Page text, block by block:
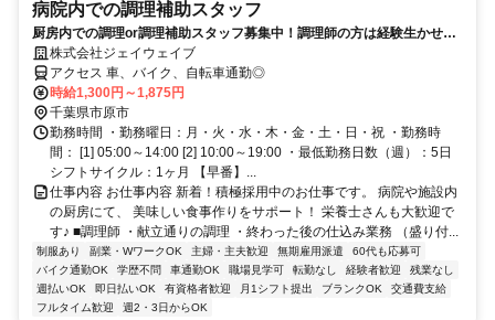
病院内での調理補助スタッフ
厨房内での調理or調理補助スタッフ募集中！調理師の方は経験生かせま
す♪株式会社ジェイウェイブ
アクセス 車、バイク、自転車通勤◎
時給1,300円～1,875円
千葉県市原市
勤務時間 ・勤務曜日：月・火・水・木・金・土・日・祝 ・勤務時
間： [1] 05:00～14:00 [2] 10:00～19:00 ・最低勤務日数（週）：5日
シフトサイクル：1ヶ月 【早番】...
仕事内容 お仕事内容 新着！積極採用中のお仕事です。 病院や施設内
の厨房にて、 美味しい食事作りをサポート！ 栄養士さんも大歓迎で
す♪ ■調理師 ・献立通りの調理 ・終わった後の仕込み業務 （盛り付...
制服あり 副業・WワークOK 主婦・主夫歓迎 無期雇用派遣
60代も応募可
バイク通勤OK
学歴不問 車通勤OK 職場見学可 転勤なし 経験者歓迎
残業なし
週払いOK
即日払いOK 有資格者歓迎 月1シフト提出 ブランクOK
交通費支給
フルタイム歓迎
週2・3日からOK